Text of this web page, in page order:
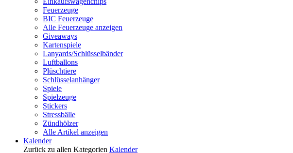
Feuerzeuge
BIC Feuerzeuge
Alle Feuerzeuge anzeigen
Giveaways
Kartenspiele
Lanyards/Schlüsselbänder
Luftballons
Plüschtiere
Schlüsselanhänger
Spiele
Spielzeuge
Stickers
Stressbälle
Zündhölzer
Alle Artikel anzeigen
Kalender
Zurück zu allen Kategorien Kalender